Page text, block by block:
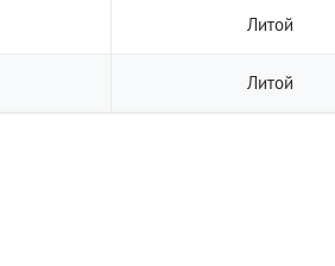
Литой
Литой